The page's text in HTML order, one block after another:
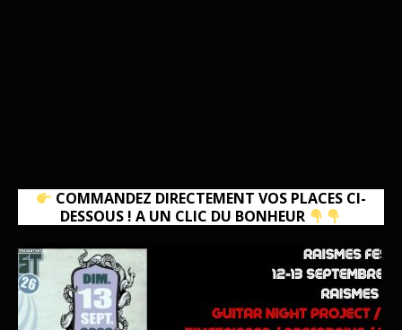
COMMANDEZ DIRECTEMENT VOS PLACES CI-
DESSOUS ! A UN CLIC DU BONHEUR